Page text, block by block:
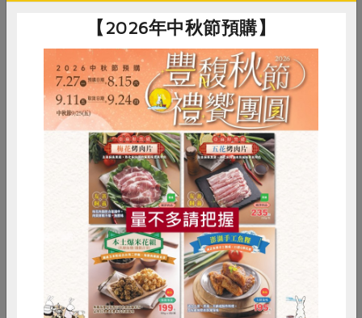
300克
冷凍
$125
絞肉(粗粒)300g
300公克
葷 冷凍
$125
你可能有興趣的食譜
RPET 食譜 減硝酸鹽
雞蛋 食安 共同購買
【2026年中秋節預購】